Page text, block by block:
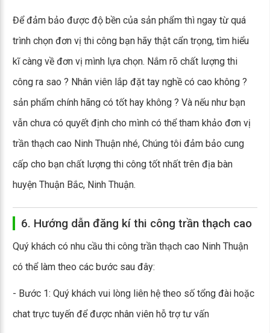
Để đảm bảo được độ bền của sản phẩm thì ngay từ quá
trình chọn đơn vị thi công bạn hãy thật cẩn trọng, tìm hiểu
kĩ càng về đơn vị mình lựa chọn. Nắm rõ chất lượng thi
công ra sao ? Nhân viên lắp đặt tay nghề có cao không ?
sản phẩm chính hãng có tốt hay không ? Và nếu như bạn
vẫn chưa có quyết định cho mình có thể tham khảo đơn vị
trần thạch cao Ninh Thuận nhé, Chúng tôi đảm bảo cung
cấp cho bạn chất lượng thi công tốt nhất trên địa bàn
huyện Thuận Bắc, Ninh Thuận.
6. Hướng dẫn đăng kí thi công trần thạch cao
Quý khách có nhu cầu thi công trần thạch cao Ninh Thuận
có thể làm theo các bước sau đây:
- Bước 1: Quý khách vui lòng liên hệ theo số tổng đài hoặc
chat trực tuyến để được nhân viên hỗ trợ tư vấn